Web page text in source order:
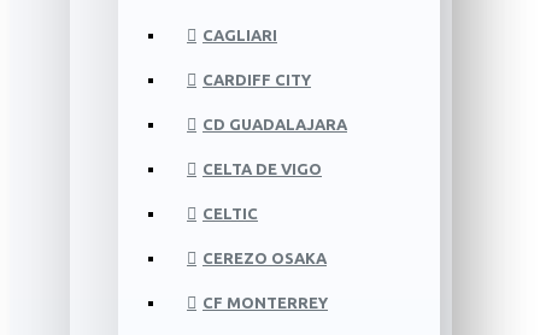
CAGLIARI
CARDIFF CITY
CD GUADALAJARA
CELTA DE VIGO
CELTIC
CEREZO OSAKA
CF MONTERREY